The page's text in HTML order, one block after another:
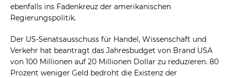
ebenfalls ins Fadenkreuz der amerikanischen
Regierungspolitik.
Der US-Senatsausschuss für Handel, Wissenschaft und
Verkehr hat beantragt das Jahresbudget von Brand USA
von 100 Millionen auf 20 Millionen Dollar zu reduzieren. 80
Prozent weniger Geld bedroht die Existenz der